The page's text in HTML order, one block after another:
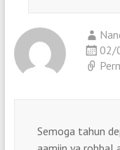
02/
Semoga tahun